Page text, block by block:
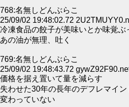
768:名無しどんぶらこ
25/09/02 19:48:02.72
冷凍食品の餃子が美味いとか味覚ぶ
あの油が無理、吐く
769:名無しどんぶらこ
25/09/02 19:48:43.72
価格を据え置いて量を減らす
失わせた30年の長年のデフレマイ
変わっていない